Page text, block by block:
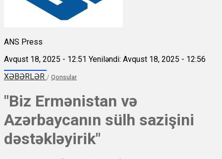
ANS Press
Avqust 18, 2025 - 12:51 Yeniləndi: Avqust 18, 2025 - 12:56
XƏBƏRLƏR / Qonşular
"Biz Ermənistan və
Azərbaycanın sülh sazişini
dəstəkləyirik"